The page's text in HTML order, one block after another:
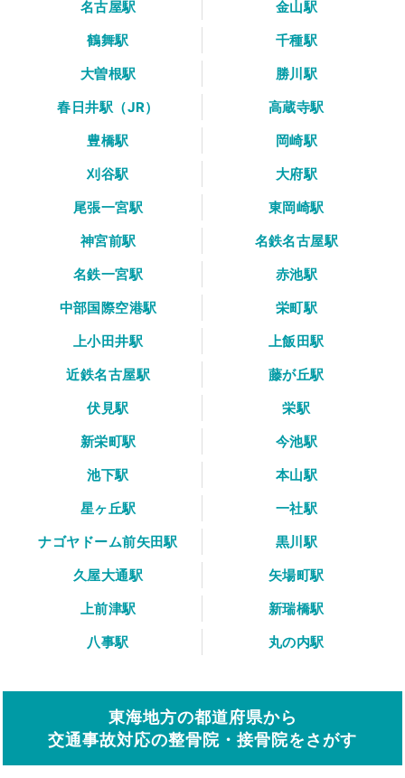
名古屋駅
金山駅
鶴舞駅
千種駅
大曽根駅
勝川駅
春日井駅（JR）
高蔵寺駅
豊橋駅
岡崎駅
刈谷駅
大府駅
尾張一宮駅
東岡崎駅
神宮前駅
名鉄名古屋駅
名鉄一宮駅
赤池駅
中部国際空港駅
栄町駅
上小田井駅
上飯田駅
近鉄名古屋駅
藤が丘駅
伏見駅
栄駅
新栄町駅
今池駅
池下駅
本山駅
星ヶ丘駅
一社駅
ナゴヤドーム前矢田駅
黒川駅
久屋大通駅
矢場町駅
上前津駅
新瑞橋駅
八事駅
丸の内駅
東海地方の都道府県から
交通事故対応の整骨院・接骨院をさがす